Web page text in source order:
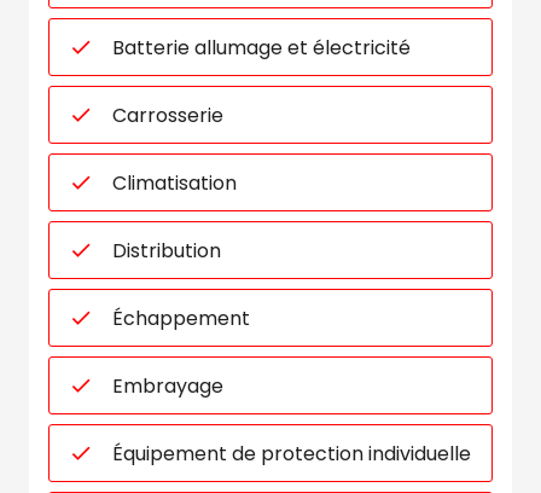
Batterie allumage et électricité
Carrosserie
Climatisation
Distribution
Échappement
Embrayage
Équipement de protection individuelle